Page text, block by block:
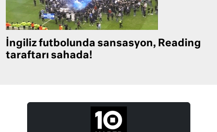
İngiliz futbolunda sansasyon, Reading
taraftarı sahada!